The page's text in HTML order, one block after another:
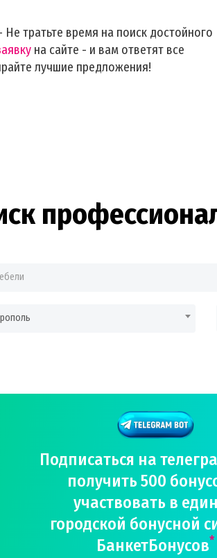
тратьте время на поиск достойного
на сайте - и вам ответят все
лучшие предложения!
Подписаться на
получить 500
участвовать в
городской бонусной
БанкетБонусов*